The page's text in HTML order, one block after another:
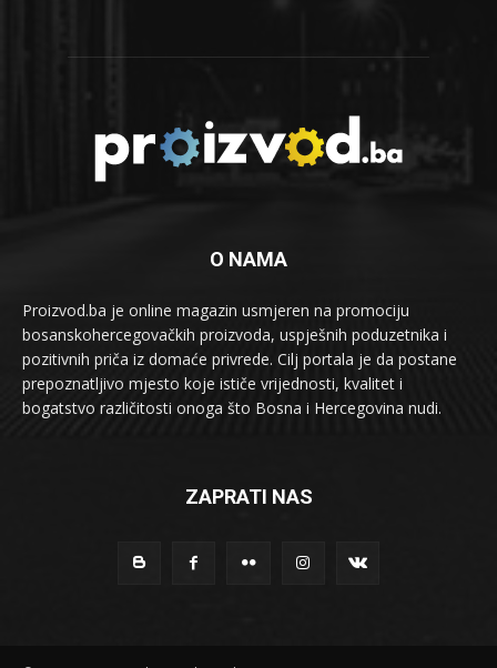
O NAMA
Proizvod.ba je online magazin usmjeren na promociju
bosanskohercegovačkih proizvoda, uspješnih poduzetnika i
pozitivnih priča iz domaće privrede. Cilj portala je da postane
prepoznatljivo mjesto koje ističe vrijednosti, kvalitet i
bogatstvo različitosti onoga što Bosna i Hercegovina nudi.
ZAPRATI NAS